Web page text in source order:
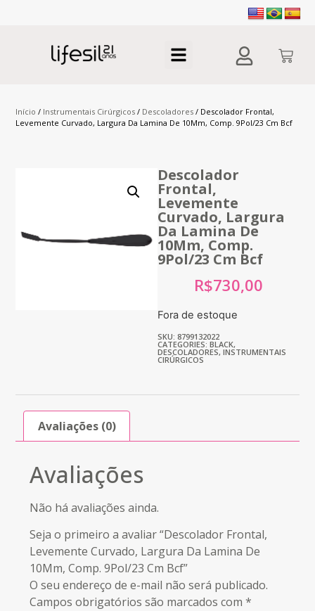
Início / Instrumentais Cirúrgicos / Descoladores / Descolador Frontal,
Levemente Curvado, Largura Da Lamina De 10Mm, Comp. 9Pol/23 Cm Bcf
Descolador
Frontal,
Levemente
Curvado, Largura
Da Lamina De
10Mm, Comp.
9Pol/23 Cm Bcf
R$730,00
Fora de estoque
SKU: 8799132022
CATEGORIES: BLACK,
DESCOLADORES, INSTRUMENTAIS
CIRÚRGICOS
Avaliações (0)
Avaliações
Não há avaliações ainda.
Seja o primeiro a avaliar “Descolador Frontal,
Levemente Curvado, Largura Da Lamina De
10Mm, Comp. 9Pol/23 Cm Bcf”
O seu endereço de e-mail não será publicado.
Campos obrigatórios são marcados com*